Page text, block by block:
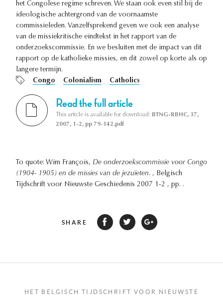
het Congolese regime schreven. We staan ook even stil bij de
ideologische achtergrond van de voornaamste
commissieleden. Vanzelfsprekend geven we ook een analyse
van de missiekritische eindtekst in het rapport van de
onderzoekscommissie. En we besluiten met de impact van dit
rapport op de katholieke missies, en dit zowel op korte als op
langere termijn.
Congo
Colonialism Catholics
Read the full article
This article is available for download: BTNG-RBHC, 37,
2007, 1-2, pp 79-142.pdf
To quote: Wim François, De onderzoekscommissie voor Congo
(1904- 1905) en de missies van de jezuïeten. , Belgisch
Tijdschrift voor Nieuwste Geschiedenis 2007 1-2 , pp. .
SHARE
HET BELGISCH TIJDSCHRIFT VOOR NIEUWSTE